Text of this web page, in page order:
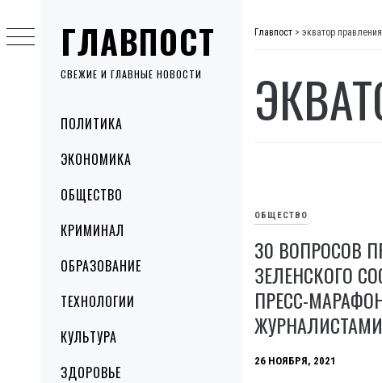
ГЛАВПОСТ
СВЕЖИЕ И ГЛАВНЫЕ НОВОСТИ
MenuПОЛИТИКА
ЭКОНОМИКА
ОБЩЕСТВО
КРИМИНАЛ
ОБРАЗОВАНИЕ
ТЕХНОЛОГИИ
КУЛЬТУРА
ЗДОРОВЬЕ
to
content
Главпост > экватор правления
ОБЩЕСТВО
30 ВОПРОСОВ
ЗЕЛЕНСКОГО
ПРЕСС-
ЖУРНАЛИСТАМИ
26 НОЯБРЯ, 2021